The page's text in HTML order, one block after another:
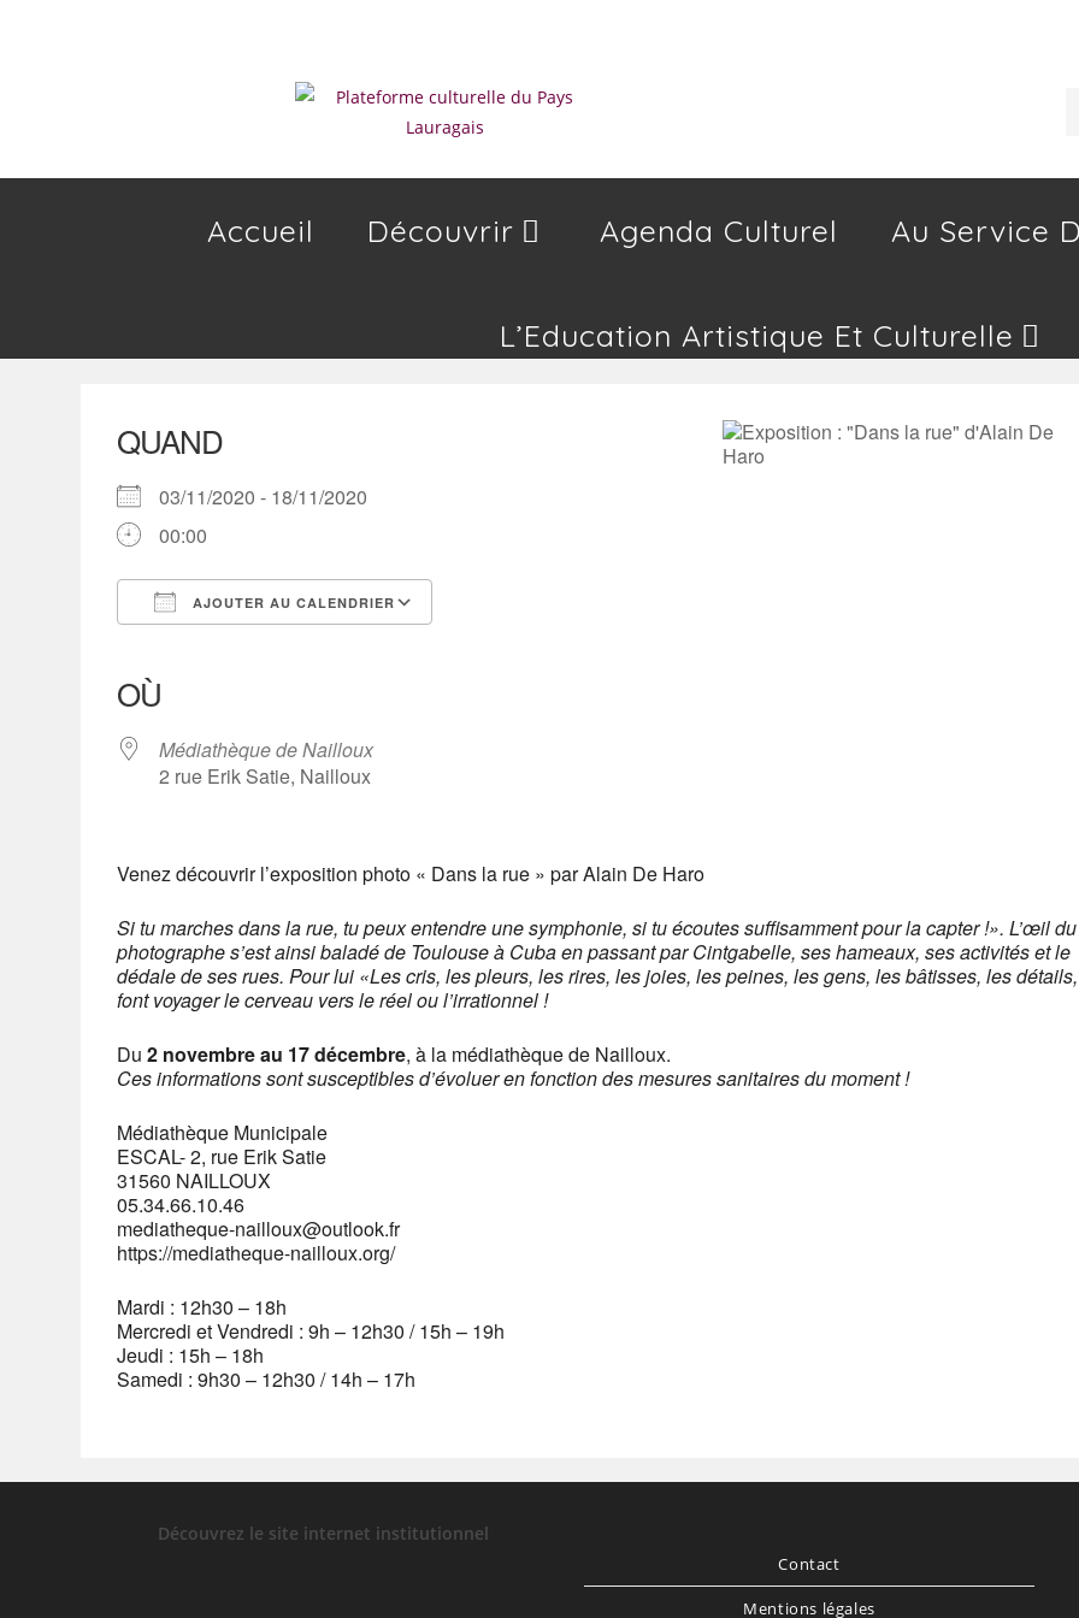
Accueil Découvrir Agenda Culturel Au Service
L’Education Artistique Et Culturelle
QUAND
03/11/2020 - 18/11/2020
00:00
AJOUTER AU CALENDRIER
OÙ
Médiathèque de Nailloux
2 rue Erik Satie, Nailloux
Venez découvrir l’exposition photo « Dans la rue » par Alain De Haro
Si tu marches dans la rue, tu peux entendre une symphonie, si tu écoutes suffisamment pour la capter !». L’œil du
photographe s’est ainsi baladé de Toulouse à Cuba en passant par Cintgabelle, ses hameaux, ses activités et le
dédale de ses rues. Pour lui «Les cris, les pleurs, les rires, les joies, les peines, les gens, les bâtisses, les détails,
font voyager le cerveau vers le réel ou l’irrationnel !
Du2 novembre au 17 décembre, à la médiathèque de Nailloux.
Ces informations sont susceptibles d’évoluer en fonction des mesures sanitaires du moment !
Médiathèque Municipale
ESCAL- 2, rue Erik Satie
31560 NAILLOUX
05.34.66.10.46
mediatheque-nailloux@outlook.fr
https://mediatheque-nailloux.org/
Mardi : 12h30 – 18h
Mercredi et Vendredi : 9h – 12h30 / 15h – 19h
Jeudi : 15h – 18h
Samedi : 9h30 – 12h30 / 14h – 17h
Découvrez le site internet institutionnel
Contact
Mentions légales